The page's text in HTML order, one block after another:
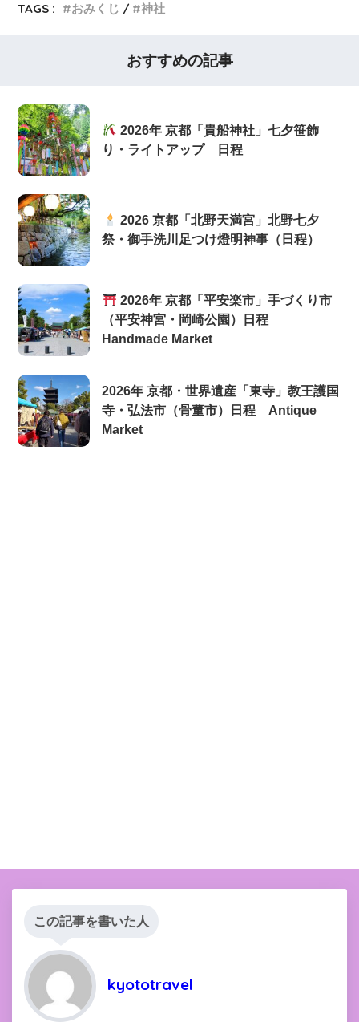
TAGS :
おみくじ 神社
おすすめの記事
2026年 京都「貴船神社」七夕笹飾
り・ライトアップ 日程
2026 京都「北野天満宮」北野七夕
祭・御手洗川足つけ燈明神事（日程）
2026年 京都「平安楽市」手づくり市
（平安神宮・岡崎公園）日程
Handmade Market
2026年 京都・世界遺産「東寺」教王護国
寺・弘法市（骨董市）日程 Antique
Market
この記事を書いた人
kyototravel